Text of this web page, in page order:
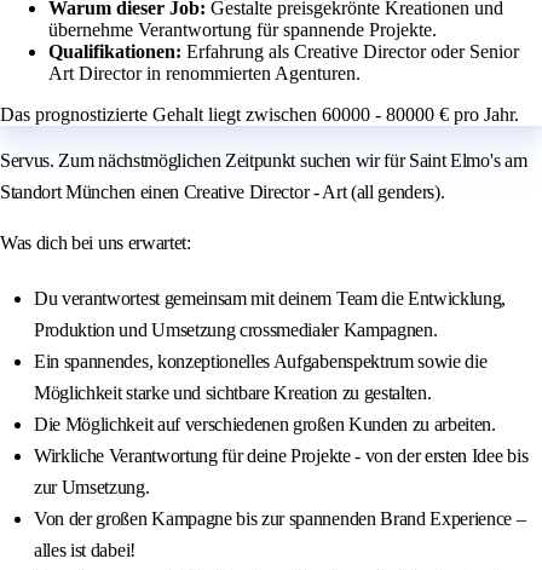
Warum dieser Job: Gestalte preisgekrönte Kreationen und
übernehme Verantwortung für spannende Projekte.
Qualifikationen: Erfahrung als Creative Director oder Senior
Art Director in renommierten Agenturen.
Das prognostizierte Gehalt liegt zwischen 60000 - 80000 € pro Jahr.
Servus. Zum nächstmöglichen Zeitpunkt suchen wir für Saint Elmo's am
Standort München einen Creative Director - Art (all genders).
Was dich bei uns erwartet:
Du verantwortest gemeinsam mit deinem Team die Entwicklung,
Produktion und Umsetzung crossmedialer Kampagnen.
Ein spannendes, konzeptionelles Aufgabenspektrum sowie die
Möglichkeit starke und sichtbare Kreation zu gestalten.
Die Möglichkeit auf verschiedenen großen Kunden zu arbeiten.
Wirkliche Verantwortung für deine Projekte - von der ersten Idee bis
zur Umsetzung.
Von der großen Kampagne bis zur spannenden Brand Experience –
alles ist dabei!